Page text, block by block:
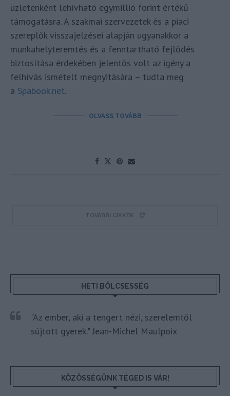
üzletenként lehívható egymillió forint értékű
támogatásra. A szakmai szervezetek és a piaci
szereplők visszajelzései alapján ugyanakkor a
munkahelyteremtés és a fenntartható fejlődés
biztosítása érdekében jelentős volt az igény a
felhívás ismételt megnyitására – tudta meg
a Spabook.net.
OLVASS TOVÁBB
TOVÁBBI CIKKEK
HETI BÖLCSESSÉG
"Az ember, aki a tengert nézi, szerelemtől
sújtott gyerek." Jean-Michel Maulpoix
KÖZÖSSÉGÜNK TÉGED IS VÁR!